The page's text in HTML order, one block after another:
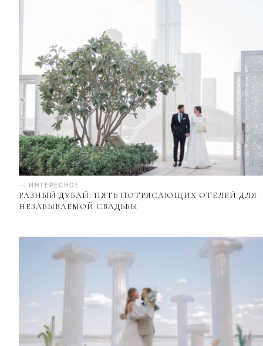
— ИНТЕРЕСНОЕ
РАЗНЫЙ ДУБАЙ: ПЯТЬ ПОТРЯСАЮЩИХ ОТЕЛЕЙ ДЛЯ
НЕЗАБЫВАЕМОЙ СВАДЬБЫ